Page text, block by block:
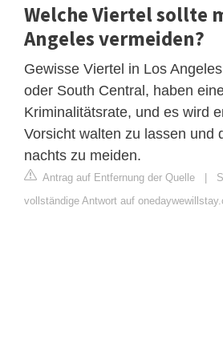
Welche Viertel sollte
Angeles vermeiden?
Gewisse Viertel in Los
oder South Central, haben
Kriminalitätsrate, und es wird
Vorsicht walten zu lassen und
nachts zu meiden.
Antrag auf Entfernung der Quelle |
vollständige Antwort auf